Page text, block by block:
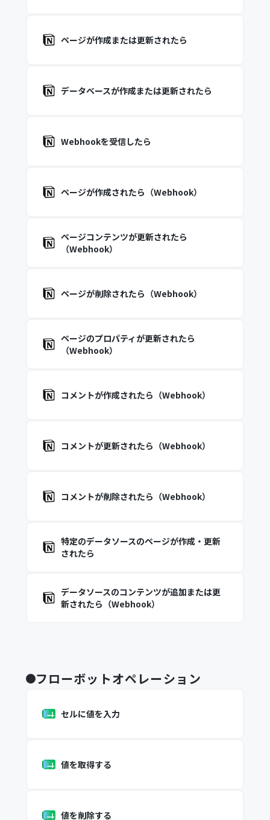
ページが作成または更新されたら
データベースが作成または更新されたら
Webhookを受信したら
ページが作成されたら（Webhook）
ページコンテンツが更新されたら
（Webhook）
ページが削除されたら（Webhook）
ページのプロパティが更新されたら
（Webhook）
コメントが作成されたら（Webhook）
コメントが更新されたら（Webhook）
コメントが削除されたら（Webhook）
特定のデータソースのページが作成・更新
されたら
データソースのコンテンツが追加または更
新されたら（Webhook）
フローボットオペレーション
セルに値を入力
値を取得する
値を削除する